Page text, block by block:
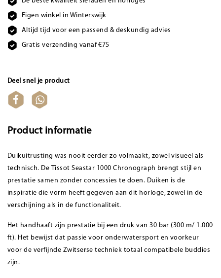
Eigen winkel in Winterswijk
Altijd tijd voor een passend & deskundig advies
Gratis verzending vanaf €75
Deel snel je product
Product informatie
Duikuitrusting was nooit eerder zo volmaakt, zowel visueel als
technisch. De Tissot Seastar 1000 Chronograph brengt stijl en
prestatie samen zonder concessies te doen. Duiken is de
inspiratie die vorm heeft gegeven aan dit horloge, zowel in de
verschijning als in de functionaliteit.
Het handhaaft zijn prestatie bij een druk van 30 bar (300 m/ 1.000
ft). Het bewijst dat passie voor onderwatersport en voorkeur
voor de verfijnde Zwitserse techniek totaal compatibele buddies
zijn.